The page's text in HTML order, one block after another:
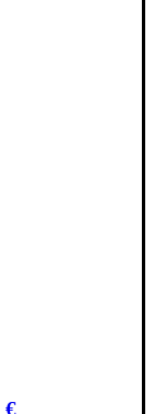
€